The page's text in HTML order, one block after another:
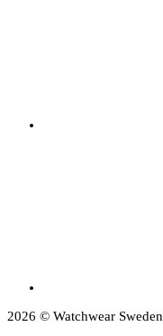
2026 © Watchwear Sweden